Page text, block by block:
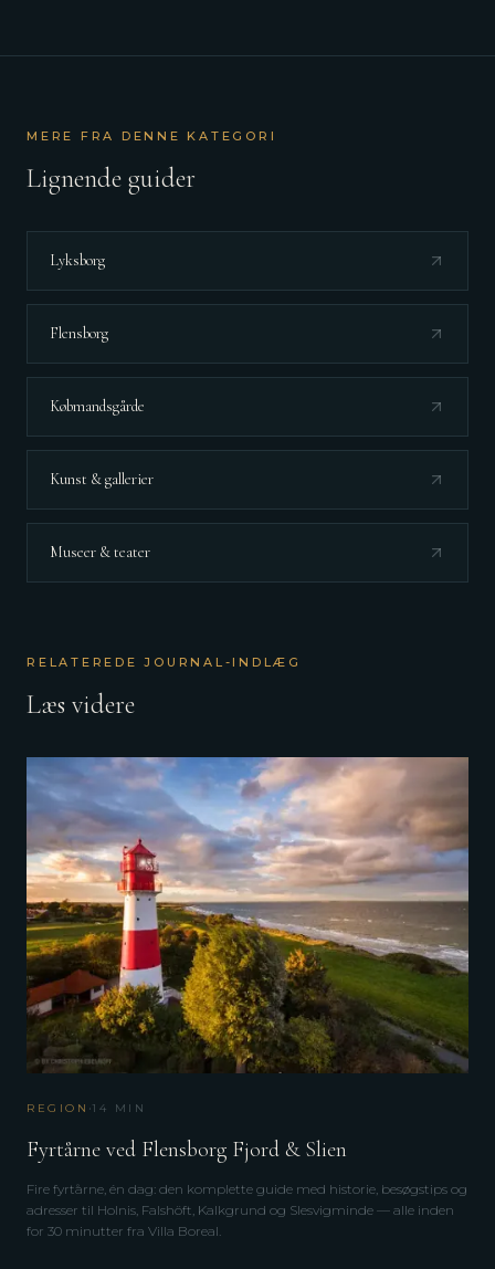
MERE FRA DENNE KATEGORI
Lignende guider
Lyksborg
Flensborg
Købmandsgårde
Kunst & gallerier
Museer & teater
RELATEREDE JOURNAL-INDLÆG
Læs videre
REGION ·14 MIN
Fyrtårne ved Flensborg Fjord & Slien
Fire fyrtårne, én dag: den komplette guide med historie, besøgstips og
adresser til Holnis, Falshöft, Kalkgrund og Slesvigminde — alle inden
for 30 minutter fra Villa Boreal.